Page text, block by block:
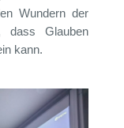
Wundern der
dass Glauben
kann.